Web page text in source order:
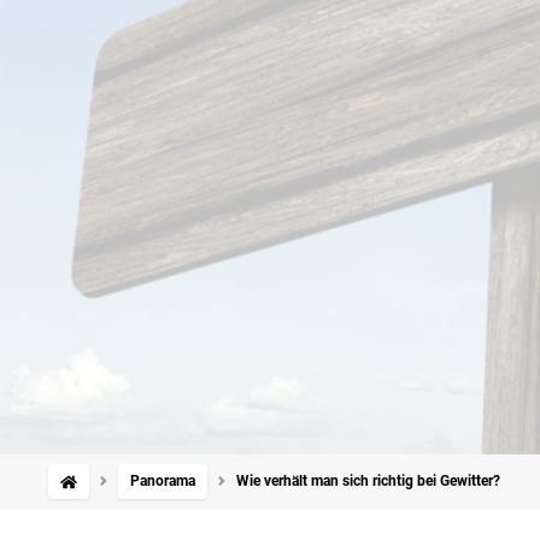
Panorama Wie verhält man sich richtig bei Gewitter?